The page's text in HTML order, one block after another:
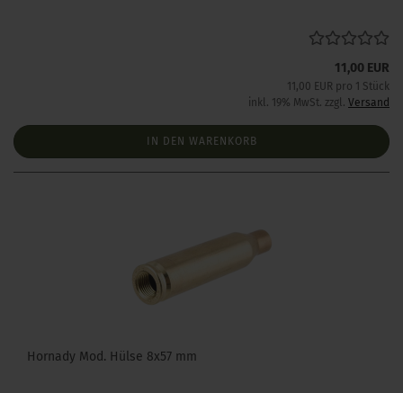
11,00 EUR
11,00 EUR pro 1 Stück
inkl. 19% MwSt. zzgl. Versand
IN DEN WARENKORB
Hornady Mod. Hülse 8x57 mm